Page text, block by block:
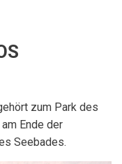
zum Park des
Ende der
Seebades.